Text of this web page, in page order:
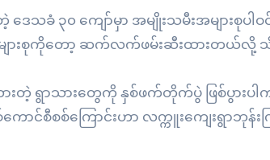
သခံ ၃၀ ကျော်မှာ အမျိုးသမီးအများစုပါဝ
ျားစုကိုတော့ ဆက်လက်ဖမ်းဆီးထားတယ်လို့
တဲ့ ရွာသားတွေကို နှစ်ဖက်တိုက်ပွဲ ဖြစ်ပွားပါက
ာင်စီစစ်ကြောင်းဟာ လက္ကူးကျေးရွာဘုန်းက